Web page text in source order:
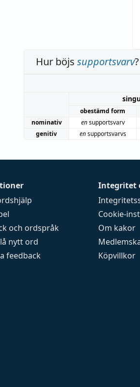
Hur böjs supportsvarv?
obestämd form
nominativ
ensupportsvarv
genitiv
ensupportsvarvs
och ordspråk
nytt ord
feedback
Integritet
Cookie-
Om kakor
Köpvillkor